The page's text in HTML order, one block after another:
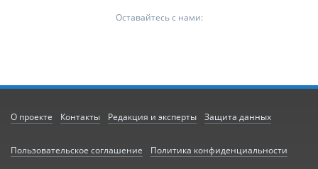
Оставайтесь с нами:
О проекте Контакты Редакция и эксперты Защита данных
Пользовательское соглашение Политика конфиденциальности